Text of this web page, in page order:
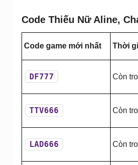
Code Thiếu Nữ Aline,
Code game mới nhất Thời
DF777 Còn
TTV666 Còn
LAD666 Còn